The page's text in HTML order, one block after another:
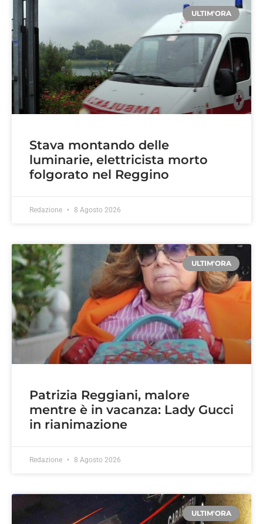
ULTIM'ORA
Stava montando delle
luminarie, elettricista morto
folgorato nel Reggino
Redazione 8 Agosto 2026
ULTIM'ORA
Patrizia Reggiani, malore
mentre è in vacanza: Lady Gucci
in rianimazione
Redazione 8 Agosto 2026
ULTIM'ORA